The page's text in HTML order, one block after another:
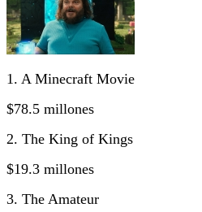
1. A Minecraft Movie
$78.5 millones
2. The King of Kings
$19.3 millones
3. The Amateur